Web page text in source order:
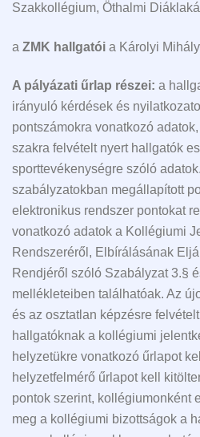
Szakkollégium, Öthalmi
a ZMK hallgatói a Károlyi
A pályázati űrlap részei: a
irányuló kérdések és
pontszámokra vonatkozó
szakra felvételt nyert hallgatók
sporttevékenységre szóló
szabályzatokban megállapított
elektronikus rendszer pontokat
vonatkozó adatok a Kollégiumi
Rendszeréről, Elbírálásának
Rendjéről szóló Szabályzat 3.§
mellékleteiben találhatóak. Az
és az osztatlan képzésre
hallgatóknak a kollégiumi
helyzetükre vonatkozó űrlapot
helyzetfelmérő űrlapot kell
pontok szerint, kollégiumonként
meg a kollégiumi bizottságok a